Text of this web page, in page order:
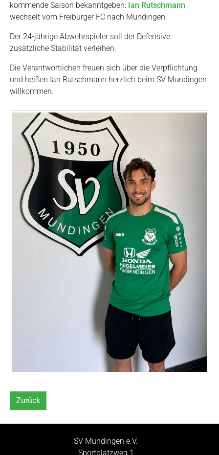
kommende Saison bekanntgeben: Ian Rutschmann
wechselt vom Freiburger FC nach Mundingen.
Der 24-jährige Abwehrspieler soll der Defensive
zusätzliche Stabilität verleihen.
Die Verantwortlichen freuen sich über die Verpflichtung
und heißen Ian Rutschmann herzlich beim SV Mundingen
willkommen.
Zurück
SV Mundingen e.V.
Sportplatzweg 1